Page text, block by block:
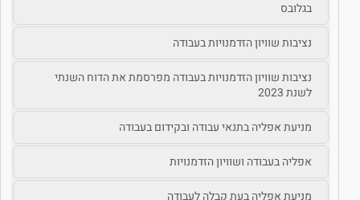
בגלובס
נציבות שוויון הזדמנויות בעבודה
נציבות שוויון הזדמנויות בעבודה מפרסמת את הדוח השנתי
לשנת 2023
מניעת אפליה בתנאי עבודה ובקידום בעבודה
אפליה בעבודה ושוויון הזדמנויות
מניעת אפליה בעת קבלה לעבודה